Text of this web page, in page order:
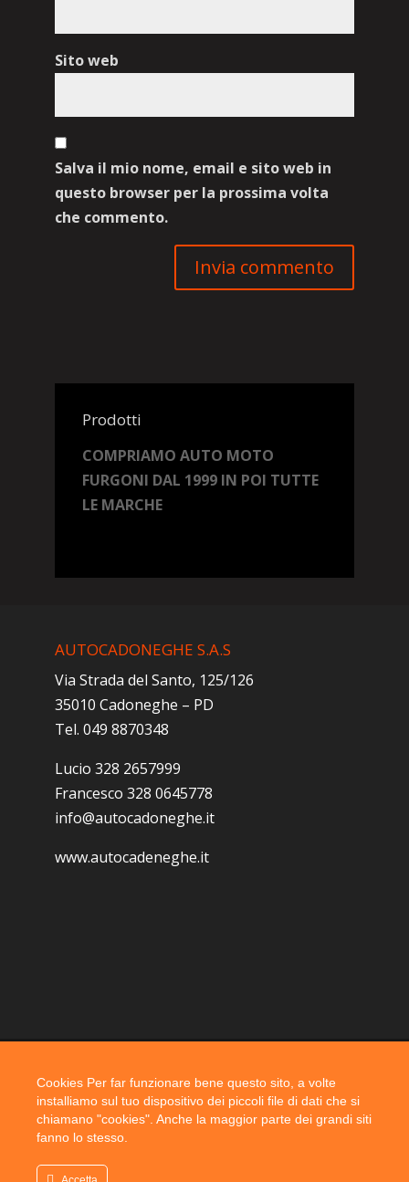
Sito web
Salva il mio nome, email e sito web in
questo browser per la prossima volta
che commento.
Prodotti
COMPRIAMO AUTO MOTO
FURGONI DAL 1999 IN POI TUTTE
LE MARCHE
AUTOCADONEGHE S.A.S
Via Strada del Santo, 125/126
35010 Cadoneghe – PD
Tel. 049 8870348
Lucio 328 2657999
Francesco 328 0645778
info@autocadoneghe.it
www.autocadeneghe.it
Coyright 2019 @ autocadoneghe s.a.s.
Cookies Per far funzionare bene questo sito, a volte
installiamo sul tuo dispositivo dei piccoli file di dati che si
chiamano "cookies". Anche la maggior parte dei grandi siti
fanno lo stesso.